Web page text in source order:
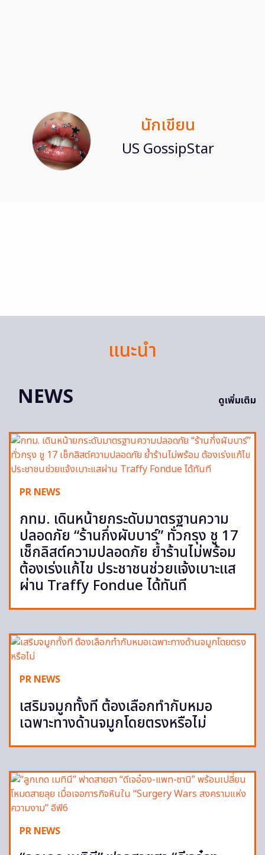
นักเขียน
US GossipStar
แนะนำ
NEWS
ดูเพิ่มเติม
PR NEWS
กทม. เดินหน้ายกระดับมาตรฐานความ
ปลอดภัย “ร้านกึ่งผับบาร์” ทั่วกรุง ชู 17
เช็กลิสต์ความปลอดภัย ย้ำร้านไม่พร้อม
ต้องเร่งแก้ไข ประชาชนช่วยแจ้งเบาะแส
ผ่าน Traffy Fondue ได้ทันที
PR NEWS
เสริมจมูกทั้งที ต้องเลือกทำกับหมอ
เฉพาะทางด้านจมูกโดยตรงหรือไม่
PR NEWS